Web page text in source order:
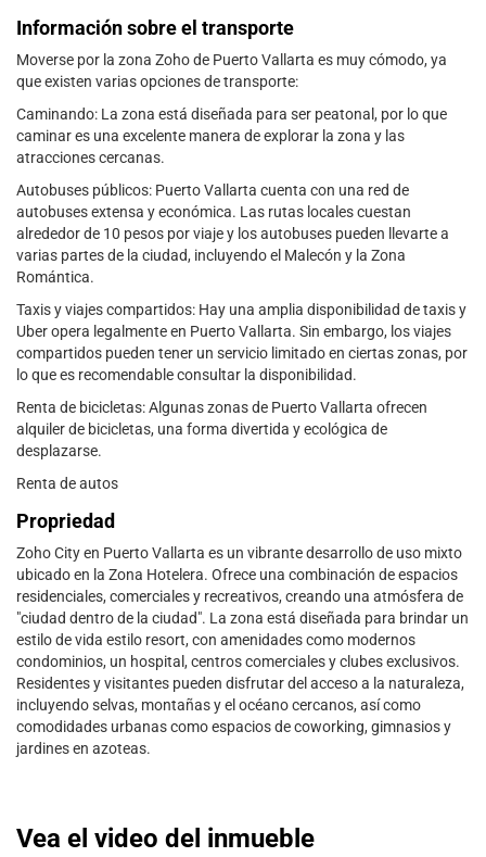
Información sobre el transporte
Moverse por la zona Zoho de Puerto Vallarta es muy cómodo, ya
que existen varias opciones de transporte:
Caminando: La zona está diseñada para ser peatonal, por lo que
caminar es una excelente manera de explorar la zona y las
atracciones cercanas.
Autobuses públicos: Puerto Vallarta cuenta con una red de
autobuses extensa y económica. Las rutas locales cuestan
alrededor de 10 pesos por viaje y los autobuses pueden llevarte a
varias partes de la ciudad, incluyendo el Malecón y la Zona
Romántica.
Taxis y viajes compartidos: Hay una amplia disponibilidad de taxis y
Uber opera legalmente en Puerto Vallarta. Sin embargo, los viajes
compartidos pueden tener un servicio limitado en ciertas zonas, por
lo que es recomendable consultar la disponibilidad.
Renta de bicicletas: Algunas zonas de Puerto Vallarta ofrecen
alquiler de bicicletas, una forma divertida y ecológica de
desplazarse.
Renta de autos
Propriedad
Zoho City en Puerto Vallarta es un vibrante desarrollo de uso mixto
ubicado en la Zona Hotelera. Ofrece una combinación de espacios
residenciales, comerciales y recreativos, creando una atmósfera de
"ciudad dentro de la ciudad". La zona está diseñada para brindar un
estilo de vida estilo resort, con amenidades como modernos
condominios, un hospital, centros comerciales y clubes exclusivos.
Residentes y visitantes pueden disfrutar del acceso a la naturaleza,
incluyendo selvas, montañas y el océano cercanos, así como
comodidades urbanas como espacios de coworking, gimnasios y
jardines en azoteas.
Vea el video del inmueble